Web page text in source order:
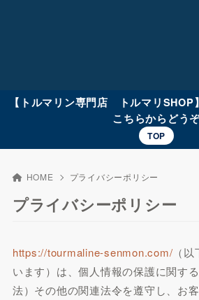
【トルマリン専門店 トルマリ
こちらからどう
TOP
HOME プライバシーポリシー
プライバシーポリシー
https://tourmaline-senmon.com/ （
います）は、個人情報の保護に関す
法）その他の関連法令を遵守し、お